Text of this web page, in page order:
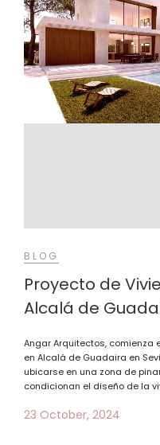
BLOG
Proyecto de
Alcalá de
Angar Arquitectos, comienza
en Alcalá de Guadaira en
ubicarse en una zona de
condicionan el diseño de la
23 October, 2024